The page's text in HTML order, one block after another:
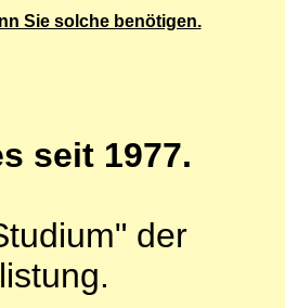
Sie solche benötigen.
seit 1977.
der